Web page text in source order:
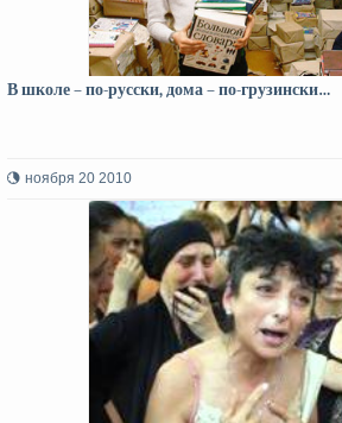
В школе – по-русски, дома – по-грузински…
ноября 20 2010